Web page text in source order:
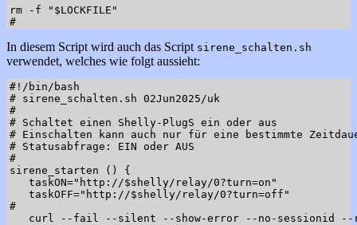
rm -f "$LOCKFILE"
In diesem Script wird auch das Script sirene_schalten.sh
verwendet, welches wie folgt aussieht:
#!/bin/bash
# sirene_schalten.sh 02Jun2025/uk
#
# Schaltet einen Shelly-PlugS ein oder aus
# Einschalten kann auch nur für eine bestimmte
# Statusabfrage: EIN oder AUS
#
sirene_starten () {
   taskON="http://$shelly/relay/0?turn=on"
   taskOFF="http://$shelly/relay/0?turn=off"
#
curl --fail --silent --show-error --no-sessionid